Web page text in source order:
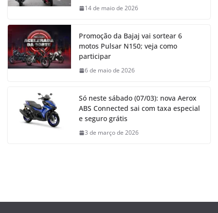
14 de maio de 2026
Promoção da Bajaj vai sortear 6
motos Pulsar N150; veja como
participar
6 de maio de 2026
Só neste sábado (07/03): nova Aerox
ABS Connected sai com taxa especial
e seguro grátis
3 de março de 2026